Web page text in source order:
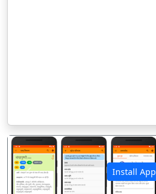
Install App
पिछला